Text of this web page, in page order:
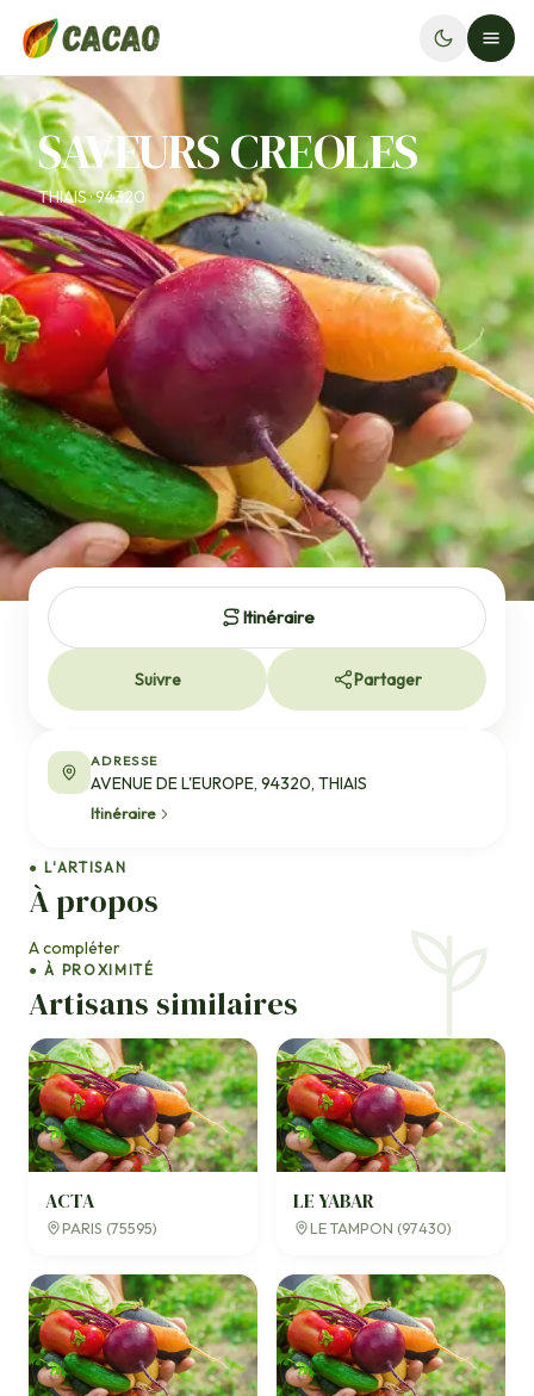
SAVEURS CREOLES
THIAIS · 94320
● L'ARTISAN
À propos
A compléter
● À PROXIMITÉ
Artisans similaires
ACTA
PARIS (75595)
LE YABAR
LE TAMPON (97430)
Itinéraire
Suivre Partager
ADRESSE
AVENUE DE L'EUROPE, 94320, THIAIS
Itinéraire